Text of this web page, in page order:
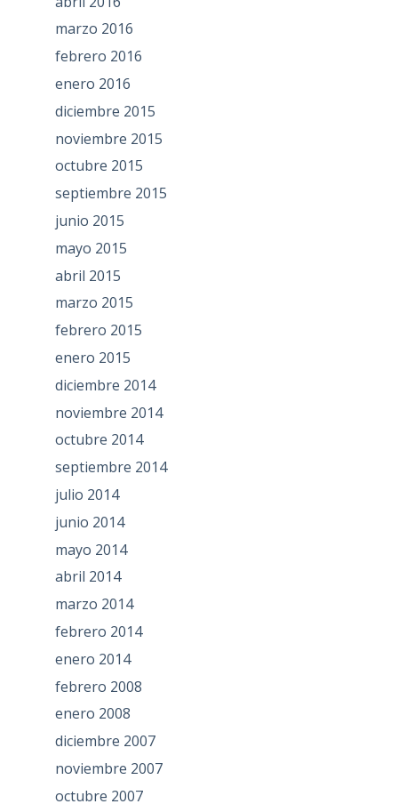
marzo 2016
febrero 2016
enero 2016
diciembre 2015
noviembre 2015
octubre 2015
septiembre 2015
junio 2015
mayo 2015
abril 2015
marzo 2015
febrero 2015
enero 2015
diciembre 2014
noviembre 2014
octubre 2014
septiembre 2014
julio 2014
junio 2014
mayo 2014
abril 2014
marzo 2014
febrero 2014
enero 2014
febrero 2008
enero 2008
diciembre 2007
noviembre 2007
octubre 2007